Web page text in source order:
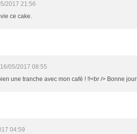
2017 21:56
ce cake.
16/05/2017 08:55
une tranche avec mon café ! !!<br /> Bonne
04:59